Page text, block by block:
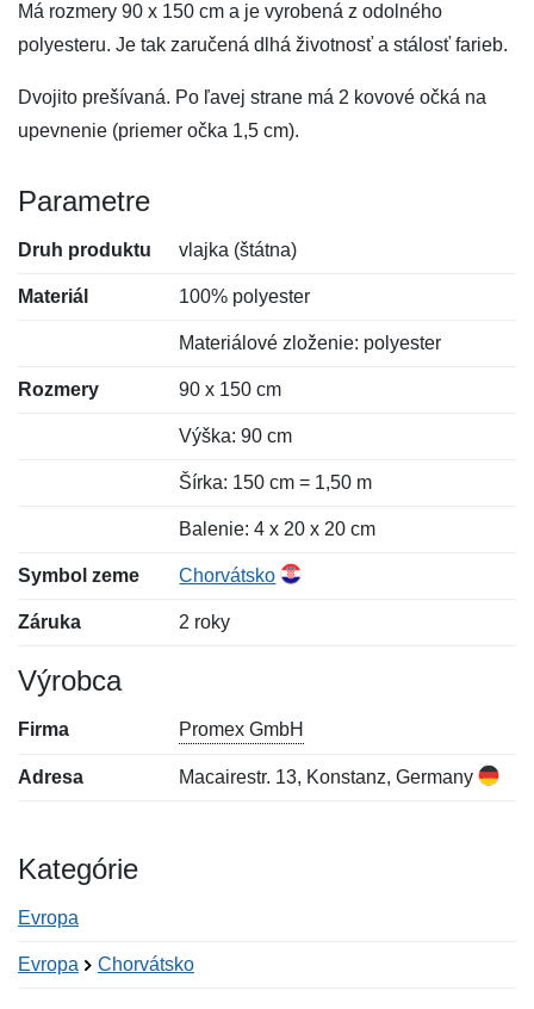
Má rozmery 90 x 150 cm a je vyrobená z odolného
polyesteru. Je tak zaručená dlhá životnosť a stálosť farieb.
Dvojito prešívaná. Po ľavej strane má 2 kovové očká na
upevnenie (priemer očka 1,5 cm).
Parametre
Druh produktu vlajka (štátna)
Materiál 100% polyester
Materiálové zloženie: polyester
Rozmery 90 x 150 cm
Výška: 90 cm
Šírka: 150 cm = 1,50 m
Balenie: 4 x 20 x 20 cm
Symbol zeme Chorvátsko
Záruka 2 roky
Výrobca
Firma Promex GmbH
Adresa Macairestr. 13, Konstanz, Germany
Kategórie
Evropa
Evropa Chorvátsko